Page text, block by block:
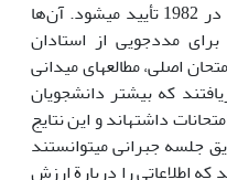
در 1982 تأیید می­شود. آن‌ها
مددجویی از استادان
اصلی، مطالعه­ای میدانی
که بیشتر دانشجویان
داشته­اند و این نتایج
جلسه جبرانی می­توانستند
اطلاعاتی را دربارة ارزش